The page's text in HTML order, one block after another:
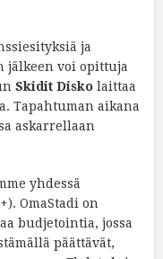
ja
jälkeen voi opittuja
Skidit Disko laittaa
Tapahtuman aikana
askarrellaan
yhdessä
OmaStadi on
budjetointia, jossa
päättävät,